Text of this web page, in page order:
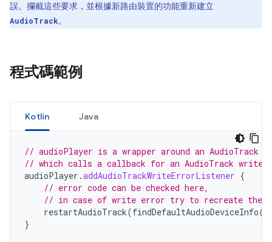
誤。攔截這些要求，並根據新路由裝置的功能重新建立
AudioTrack。
程式碼範例
Kotlin Java
// audioPlayer is a wrapper around an AudioTrack
// which calls a callback for an AudioTrack write
audioPlayer .addAudioTrackWriteErrorListener {
// error code can be checked here,
// in case of write error try to recreate the
restartAudioTrack(findDefaultAudioDeviceInfo
}